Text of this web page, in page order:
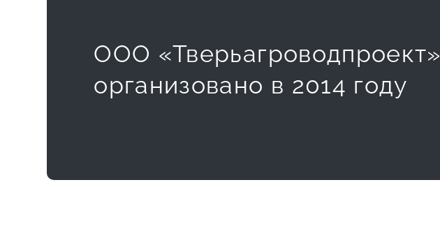
ООО «Тверьагроводпроект»
организовано в 2014 году